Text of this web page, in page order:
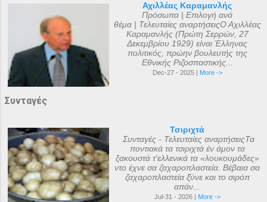
Αχιλλέας Καραμανλής
Πρόσωπα | Επιλογή ανά
θέμα | Τελευταίες αναρτήσειςΟ Αχιλλέας
Καραμανλής (Πρώτη Σερρών, 27
Δεκεμβρίου 1929) είναι Έλληνας
πολιτικός, πρώην βουλευτής της
Εθνικής Ριζοσπαστικής...
Dec-27 - 2025 | More ->
Συνταγές
Τσιριχτά
Συνταγές - Τελευταίες αναρτήσειςΤα
ποντιακά τα τσιριχτά έν άμον τα
ξακουστά τ'ελλενικά τα «λουκουμάδες»
ντο έχνε σα ζαχαροπλαστεία. Βέβαια σα
ζαχαροπλαστεία ξ̌ύνε και το σιρόπ
απάν...
Jul-31 - 2026 | More ->